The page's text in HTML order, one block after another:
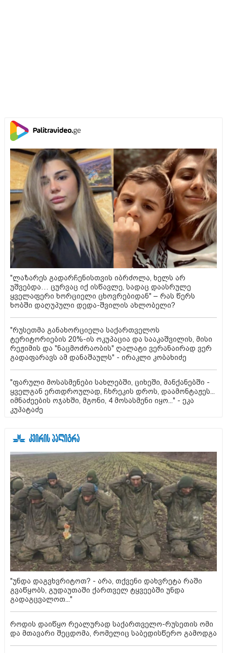
"ლაზარეს გადარჩენისთვის იბრძოლა, ხელს არ
უშვებდა… ცურვაც იქ ისწავლე, სადაც დაასრულე
ყველაფერი ხორციელი ცხოვრებიდან" – რას წერს
ხობში დაღუპული დედა-შვილის ახლობელი?
"რუსეთმა განახორციელა საქართველოს
ტერიტორიების 20%-ის ოკუპაცია და სააკაშვილის, მისი
რეჟიმის და "ნაცმოძრაობის" ღალატი ვერანაირად ვერ
გადაფარავს ამ დანაშაულს" - ირაკლი კობახიძე
"ფარული მოსასმენები სახლებში, ციხეში, მანქანებში -
ყველგან ერთდროულად, ჩხრეკის დროს, დაამონტაჟეს...
იმნაძეების ოჯახში, მგონი, 4 მოსასმენი იყო..." - ეკა
კუპატაძე
"უნდა დაგვხვრიტოთ? - არა, თქვენი დახვრეტა რაში
გვაწყობს, გუდაუთაში ქართველ ტყვეებში უნდა
გადაგცვალოთ..."
როდის დაიწყო რეალურად საქართველო-რუსეთის ომი
და მთავარი შეცდომა, რომელიც საბედისწერო გამოდგა